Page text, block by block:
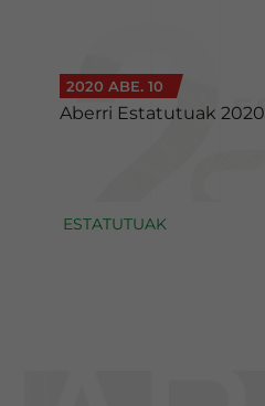
2020 ABE. 10
Aberri Estatutuak 2020
ESTATUTUAK